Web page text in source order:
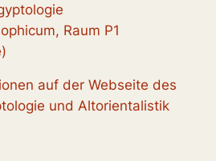
Raum P1
auf der Webseite des
und Altorientalistik